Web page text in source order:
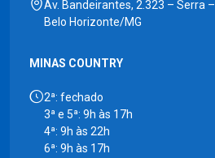
Av. Bandeirantes, 2.323 – Serra –
Belo Horizonte/MG
MINAS COUNTRY
2ª: fechado
3ª e 5ª: 9h às 17h
4ª: 9h às 22h
6ª: 9h às 17h